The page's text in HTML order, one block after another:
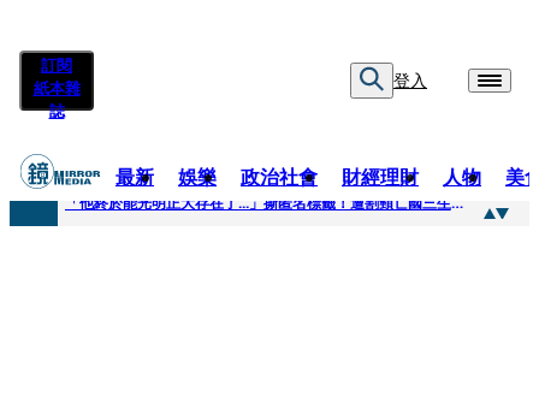
訂閱
紙本雜
誌
登入
最新 娛樂 政治社會 財經理財 人物 美
快訊
「他終於能光明正大存在了...」撕匿名標籤！遭割頸亡國三生「楊承勳」真名解禁 乾妹法庭抗辯引眾怒